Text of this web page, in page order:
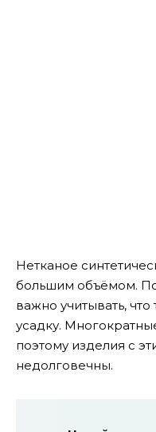
Нетканое
большим объёмом.
важно учитывать, что
усадку.
поэтому изделия с
недолговечны.